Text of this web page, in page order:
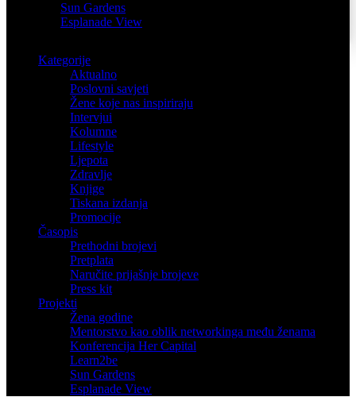
Sun Gardens
Esplanade View
Kategorije
Aktualno
Poslovni savjeti
Žene koje nas inspiriraju
Intervjui
Kolumne
Lifestyle
Ljepota
Zdravlje
Knjige
Tiskana izdanja
Promocije
Časopis
Prethodni brojevi
Pretplata
Naručite prijašnje brojeve
Press kit
Projekti
Žena godine
Mentorstvo kao oblik networkinga među ženama
Konferencija Her Capital
Learn2be
Sun Gardens
Esplanade View